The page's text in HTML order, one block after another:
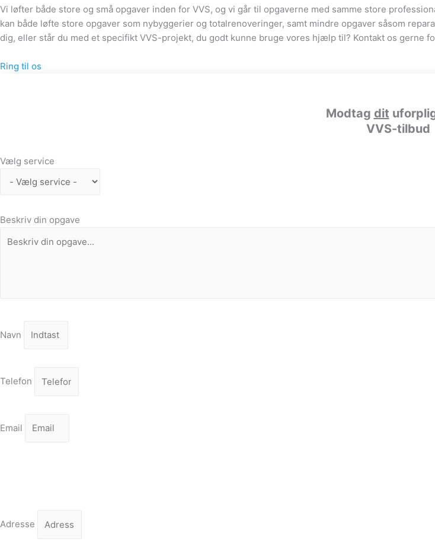
Vi løfter både store og små opgaver inden for VVS, og vi går til opgaverne med samme store
kan både løfte store opgaver som nybyggerier og totalrenoveringer, samt mindre opgaver såsom
dig, eller står du med et specifikt VVS-projekt, du godt kunne bruge vores hjælp til? Kontakt os gerne
Ring til os
Modtag dit
VVS-tilbud
Vælg service
Beskriv din opgave
Navn
Telefon
Email
Adresse